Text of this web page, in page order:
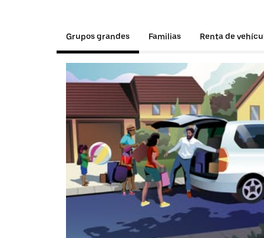
Grupos grandes Familias Renta de